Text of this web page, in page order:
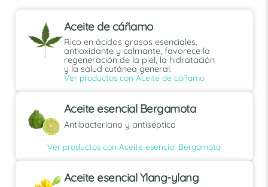
Aceite de cáñamo
Rico en ácidos grasos esenciales,
antioxidante y calmante, favorece la
regeneración de la piel, la hidratación
y la salud cutánea general.
Ver productos con Aceite de cáñamo
Aceite esencial Bergamota
Antibacteriano y antiséptico
Ver productos con Aceite esencial Bergamota
Aceite esencial Ylang-ylang